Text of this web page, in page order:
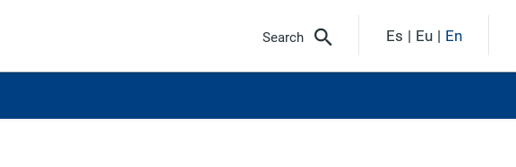
Search Es Eu En